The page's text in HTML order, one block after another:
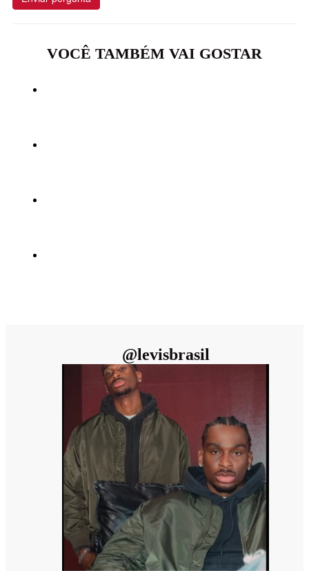
VOCÊ TAMBÉM VAI GOSTAR
@levisbrasil